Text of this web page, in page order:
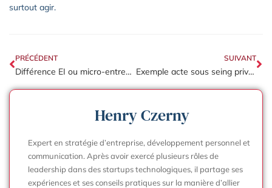
surtout agir.
PRÉCÉDENT
Différence EI ou micro-entreprise : le choix selon votre chiffre d’affaires
SUIVANT
Exemple acte sous seing privé : le modèle à télécharger et personnaliser ?
Henry Czerny
Expert en stratégie d’entreprise, développement personnel et
communication. Après avoir exercé plusieurs rôles de
leadership dans des startups technologiques, il partage ses
expériences et ses conseils pratiques sur la manière d’allier